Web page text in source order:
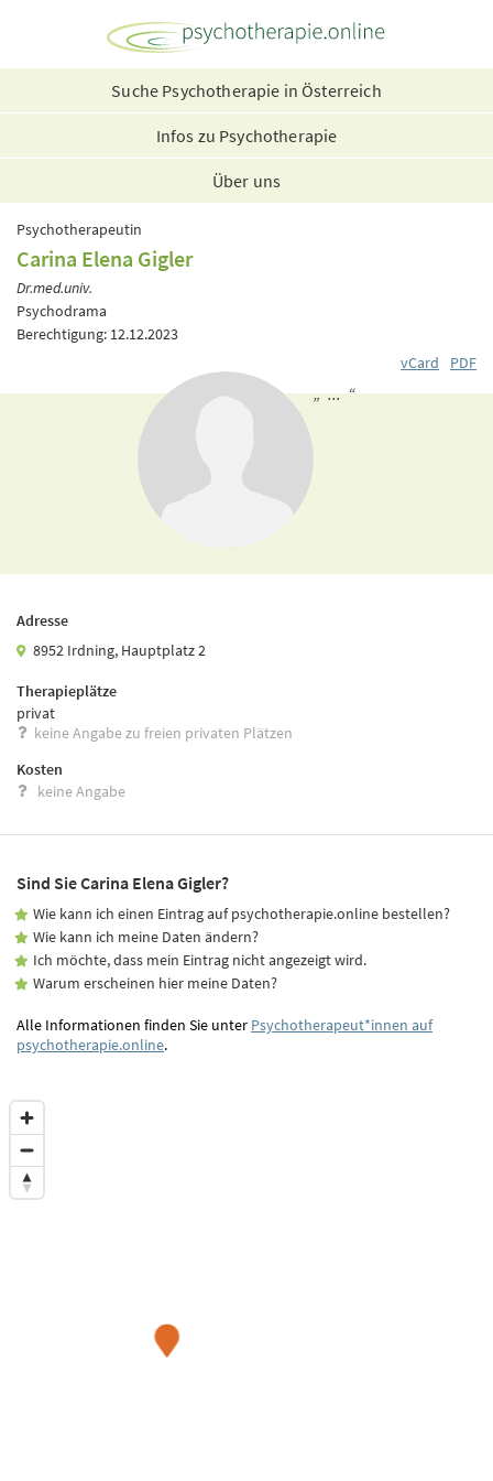
Suche Psychotherapie in Österreich
Infos zu Psychotherapie
Über uns
Psychotherapeutin
Carina Elena Gigler
Dr.med.univ.
Psychodrama
Berechtigung: 12.12.2023
vCard
PDF
„ ... “
Adresse
8952 Irdning, Hauptplatz 2
Therapieplätze
privat
keine Angabe zu freien privaten Plätzen
Kosten
keine Angabe
Sind Sie Carina Elena Gigler?
Wie kann ich einen Eintrag auf psychotherapie.online bestellen?
Wie kann ich meine Daten ändern?
Ich möchte, dass mein Eintrag nicht angezeigt wird.
Warum erscheinen hier meine Daten?
Alle Informationen finden Sie unter Psychotherapeut*innen auf
psychotherapie.online.